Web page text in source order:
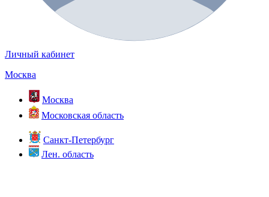
Личный кабинет
Москва
Москва
Московская область
Санкт-Петербург
Лен. область